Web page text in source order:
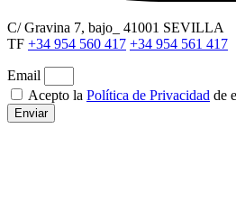
C/ Gravina 7, bajo_ 41001 SEVILLA
TF +34 954 560 417 +34 954 561 417
Email
Acepto la Política de Privacidad de
Enviar